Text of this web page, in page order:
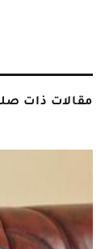
مقالات ذات